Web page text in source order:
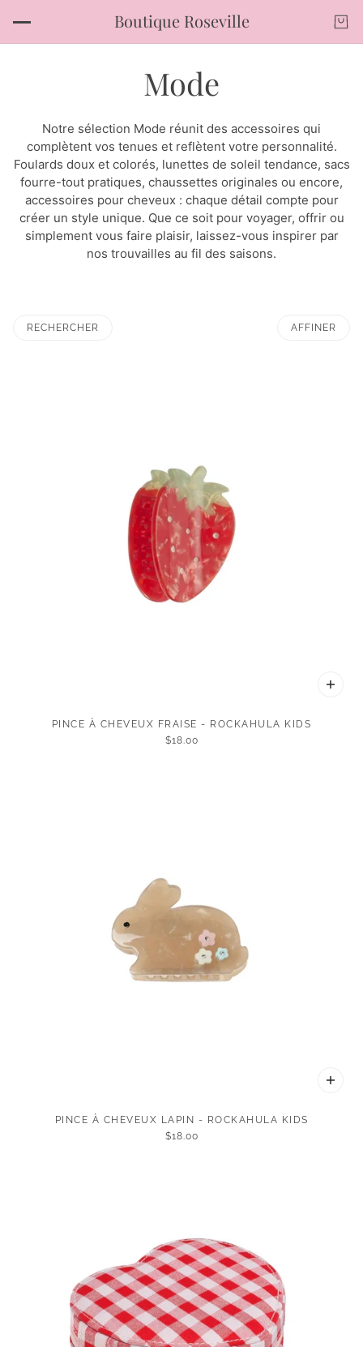
Boutique Roseville
Mode
Notre sélection Mode réunit des accessoires qui
complètent vos tenues et reflètent votre personnalité.
Foulards doux et colorés, lunettes de soleil tendance, sacs
fourre-tout pratiques, chaussettes originales ou encore,
accessoires pour cheveux : chaque détail compte pour
créer un style unique. Que ce soit pour voyager, offrir ou
simplement vous faire plaisir, laissez-vous inspirer par
nos trouvailles au fil des saisons.
RECHERCHER AFFINER
PINCE À CHEVEUX FRAISE - ROCKAHULA KIDS
$18.00
PINCE À CHEVEUX LAPIN - ROCKAHULA KIDS
$18.00